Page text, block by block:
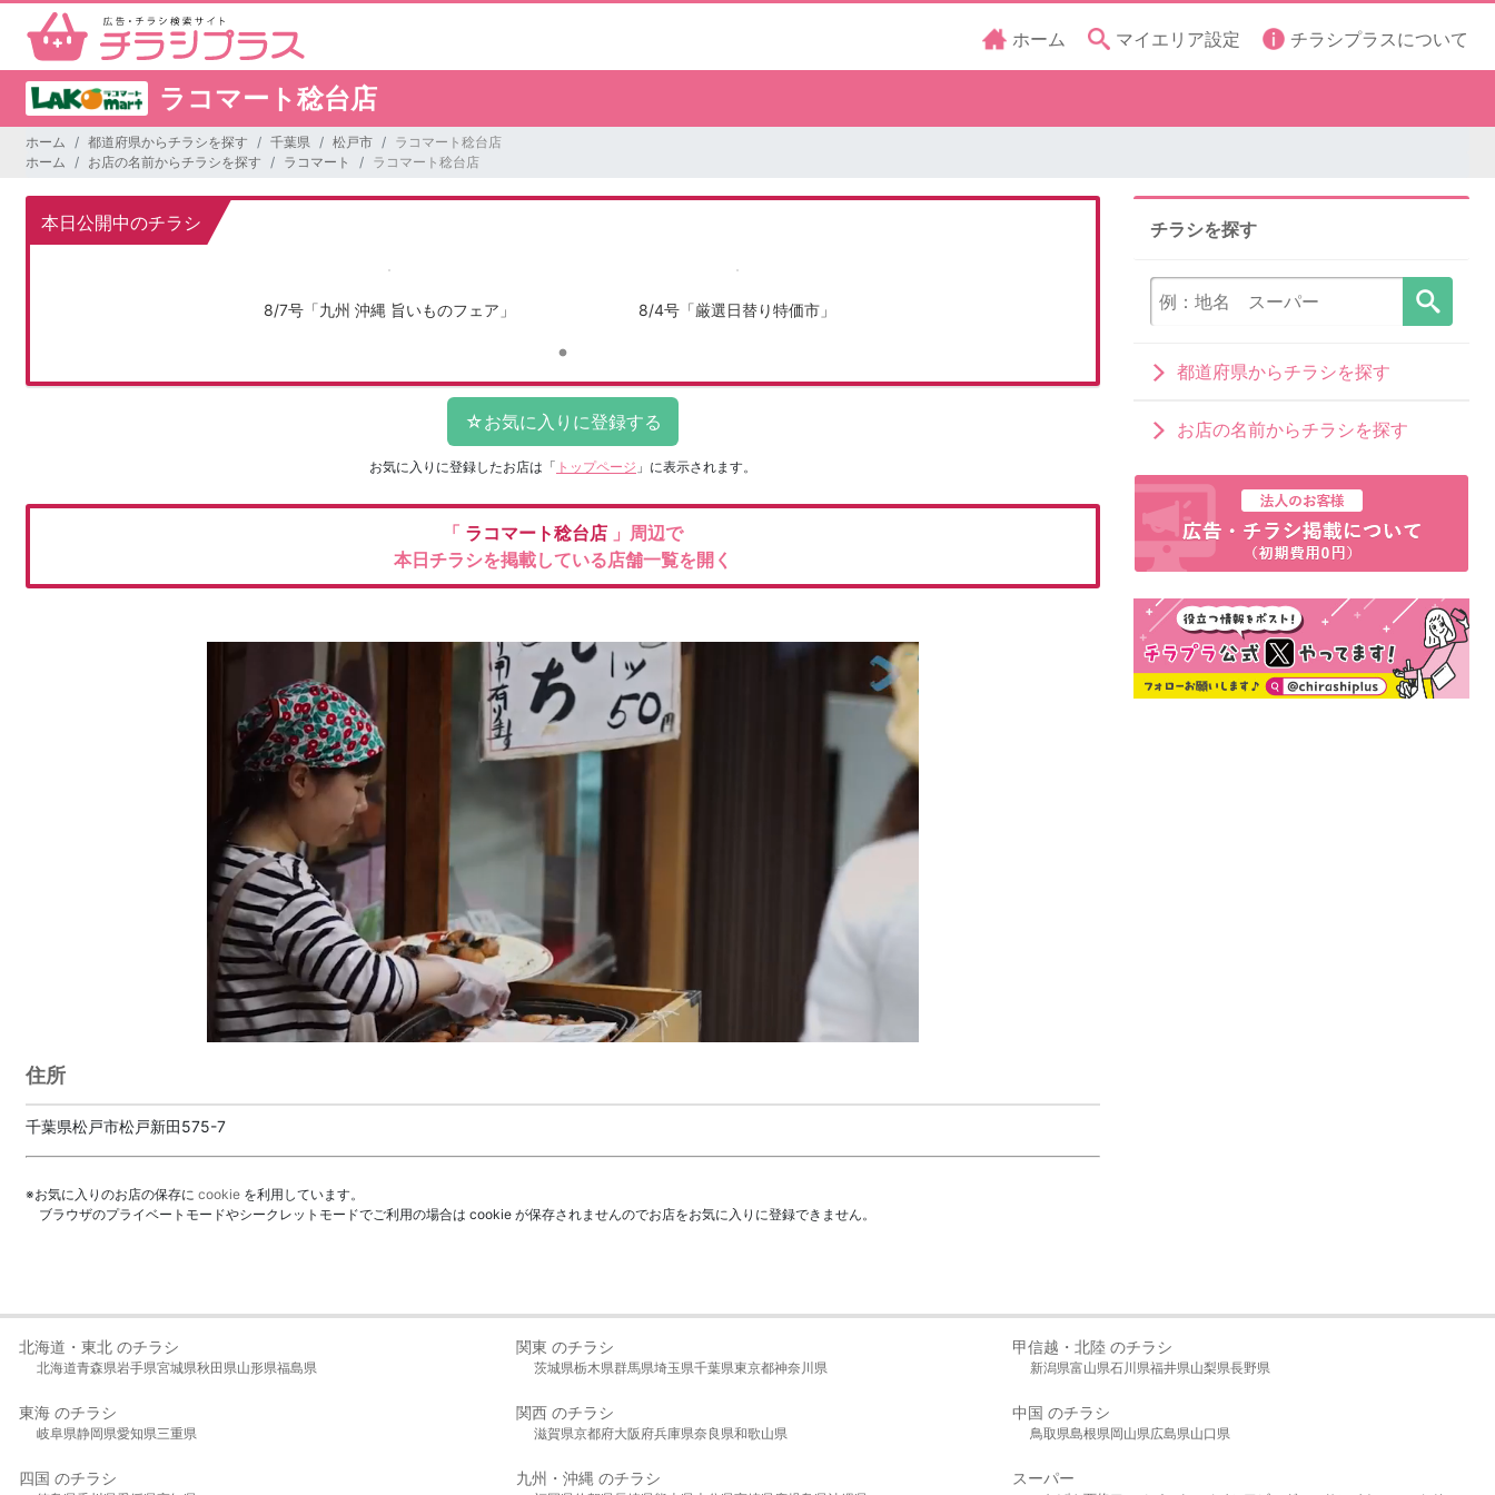
ホーム マイエリア設定 チラシプラスについて
ラコマート稔台店
ホーム 都道府県からチラシを探す 千葉県 松戸市
ラコマート稔台店
ホーム
お店の名前からチラシを探す ラコマート ラコマート稔台店
本日公開中のチラシ
8/7号「九州 沖縄 旨いものフェア」 8/4号「厳選日替り特価市」
お気に入りに登録したお店は 「 トップページ 」に表示されます。
「 ラコマート稔台店 」周辺で
本日チラシを掲載している店舗一覧を開く
住所
千葉県松戸市松戸新田575-7
※お気に入りのお店の保存に cookie を利用しています。
ブラウザのプライベートモードやシークレットモードでご利用の場合は cookie が保存されませんのでお店をお気に入りに登録できません。
チラシを探す
都道府県からチラシを探す
お店の名前からチラシを探す
北海道・東北 のチラシ
北海道青森県岩手県宮城県秋田県山形県福島県
関東 のチラシ
茨城県栃木県群馬県埼玉県千葉県東京都神奈川県
甲信越・北陸 のチラシ
新潟県富山県石川県福井県山梨県長野県
東海 のチラシ
岐阜県静岡県愛知県三重県
関西 のチラシ
滋賀県京都府大阪府兵庫県奈良県和歌山県
中国 のチラシ
鳥取県島根県岡山県広島県山口県
四国 のチラシ 九州・沖縄 のチラシ スーパー